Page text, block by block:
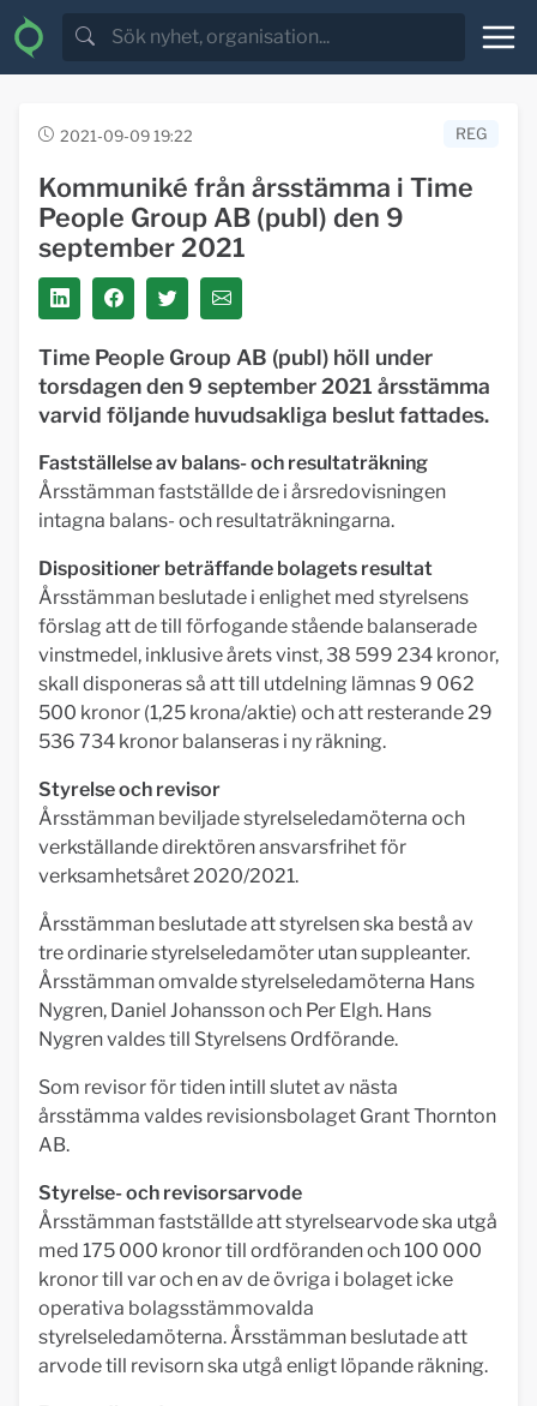
2021-09-09 19:22 REG
Kommuniké från årsstämma i Time
People Group AB (publ) den 9
september 2021
Time People Group AB (publ) höll under
torsdagen den 9 september 2021 årsstämma
varvid följande huvudsakliga beslut fattades.
Fastställelse av balans- och resultaträkning
Årsstämman fastställde de i årsredovisningen
intagna balans- och resultaträkningarna.
Dispositioner beträffande bolagets resultat
Årsstämman beslutade i enlighet med styrelsens
förslag att de till förfogande stående balanserade
vinstmedel, inklusive årets vinst, 38 599 234 kronor,
skall disponeras så att till utdelning lämnas 9 062
500 kronor (1,25 krona/aktie) och att resterande 29
536 734 kronor balanseras i ny räkning.
Styrelse och revisor
Årsstämman beviljade styrelseledamöterna och
verkställande direktören ansvarsfrihet för
verksamhetsåret 2020/2021.
Årsstämman beslutade att styrelsen ska bestå av
tre ordinarie styrelseledamöter utan suppleanter.
Årsstämman omvalde styrelseledamöterna Hans
Nygren, Daniel Johansson och Per Elgh. Hans
Nygren valdes till Styrelsens Ordförande.
Som revisor för tiden intill slutet av nästa
årsstämma valdes revisionsbolaget Grant Thornton
AB.
Styrelse- och revisorsarvode
Årsstämman fastställde att styrelsearvode ska utgå
med 175 000 kronor till ordföranden och 100 000
kronor till var och en av de övriga i bolaget icke
operativa bolagsstämmovalda
styrelseledamöterna. Årsstämman beslutade att
arvode till revisorn ska utgå enligt löpande räkning.